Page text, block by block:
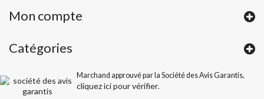
Mon compte
Catégories
Marchand approuvé par la Société des Avis Garantis,
cliquez ici pour vérifier.